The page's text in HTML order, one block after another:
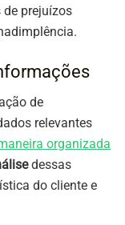
de prejuízos
de
relevantes
organizada
dessas
do cliente e